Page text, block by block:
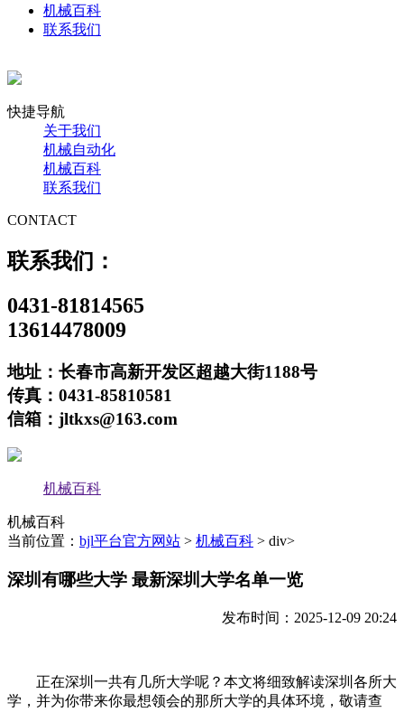
机械百科
联系我们
快捷导航
关于我们
机械自动化
机械百科
联系我们
CONTACT
联系我们：
0431-81814565
13614478009
地址：长春市高新开发区超越大街1188号
传真：0431-85810581
信箱：jltkxs@163.com
机械百科
机械百科
当前位置： bjl平台官方网站 > 机械百科 > div>
深圳有哪些大学 最新深圳大学名单一览
发布时间：2025-12-09 20:24
正在深圳一共有几所大学呢？本文将细致解读深圳各所大
学，并为你带来你最想领会的那所大学的具体环境，敬请查